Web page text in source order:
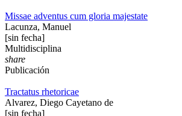
Missae adventus cum gloria majestate
Lacunza, Manuel
[sin fecha]
Multidisciplina
share
Publicación
Tractatus rhetoricae
Alvarez, Diego Cayetano de
[sin fecha]